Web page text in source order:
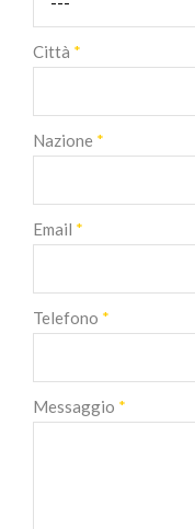
Città *
Nazione *
Email *
Telefono *
Messaggio *